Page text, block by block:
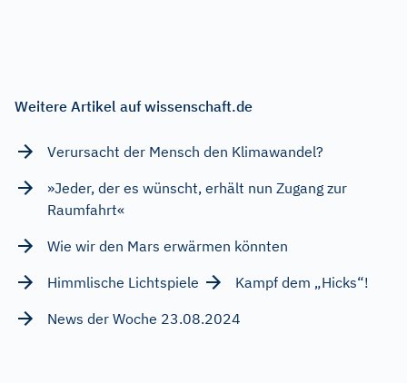
Weitere Artikel auf wissenschaft.de
Verursacht der Mensch den Klimawandel?
»Jeder, der es wünscht, erhält nun Zugang zur
Raumfahrt«
Wie wir den Mars erwärmen könnten
Himmlische Lichtspiele
Kampf dem „Hicks“!
News der Woche 23.08.2024